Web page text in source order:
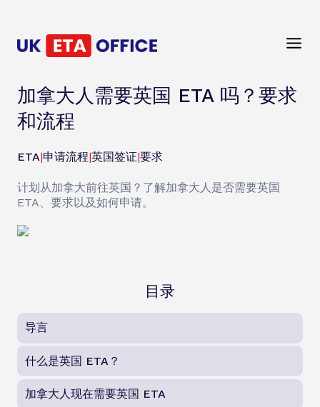
加拿大人需要英国 ETA 吗？要求
和流程
ETA|申请流程|英国签证|要求
计划从加拿大前往英国？了解加拿大人是否需要英国
ETA、要求以及如何申请。
目录
导言
什么是英国 ETA？
加拿大人现在需要英国 ETA